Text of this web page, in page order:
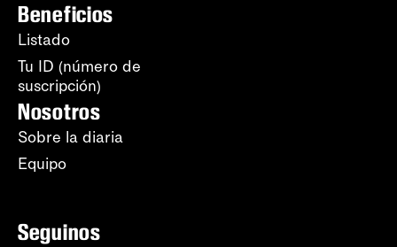
Beneficios
Listado
Tu ID (número de
suscripción)
Nosotros
Sobre la diaria
Equipo
Seguinos